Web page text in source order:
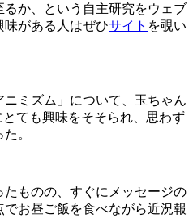
か、という自主研究をウェブ
がある人はぜひサイト を覗い
ミズム」について、玉ちゃん
ても興味をそそられ、思わず
。
たものの、すぐにメッセージの
お昼ご飯を食べながら近況報